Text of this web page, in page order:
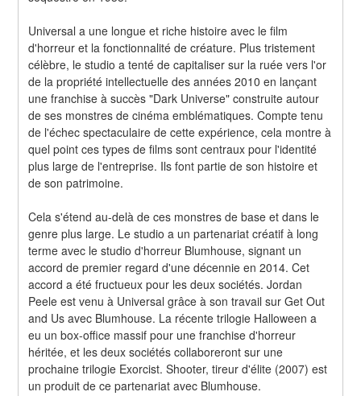
Universal a une longue et riche histoire avec le film
d'horreur et la fonctionnalité de créature. Plus tristement
célèbre, le studio a tenté de capitaliser sur la ruée vers l'or
de la propriété intellectuelle des années 2010 en lançant
une franchise à succès "Dark Universe" construite autour
de ses monstres de cinéma emblématiques. Compte tenu
de l'échec spectaculaire de cette expérience, cela montre à
quel point ces types de films sont centraux pour l'identité
plus large de l'entreprise. Ils font partie de son histoire et
de son patrimoine.
Cela s'étend au-delà de ces monstres de base et dans le
genre plus large. Le studio a un partenariat créatif à long
terme avec le studio d'horreur Blumhouse, signant un
accord de premier regard d'une décennie en 2014. Cet
accord a été fructueux pour les deux sociétés. Jordan
Peele est venu à Universal grâce à son travail sur Get Out
and Us avec Blumhouse. La récente trilogie Halloween a
eu un box-office massif pour une franchise d'horreur
héritée, et les deux sociétés collaboreront sur une
prochaine trilogie Exorcist. Shooter, tireur d'élite (2007) est
un produit de ce partenariat avec Blumhouse.